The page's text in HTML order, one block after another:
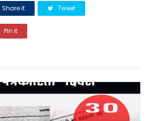
Share it Tweet
Pin it